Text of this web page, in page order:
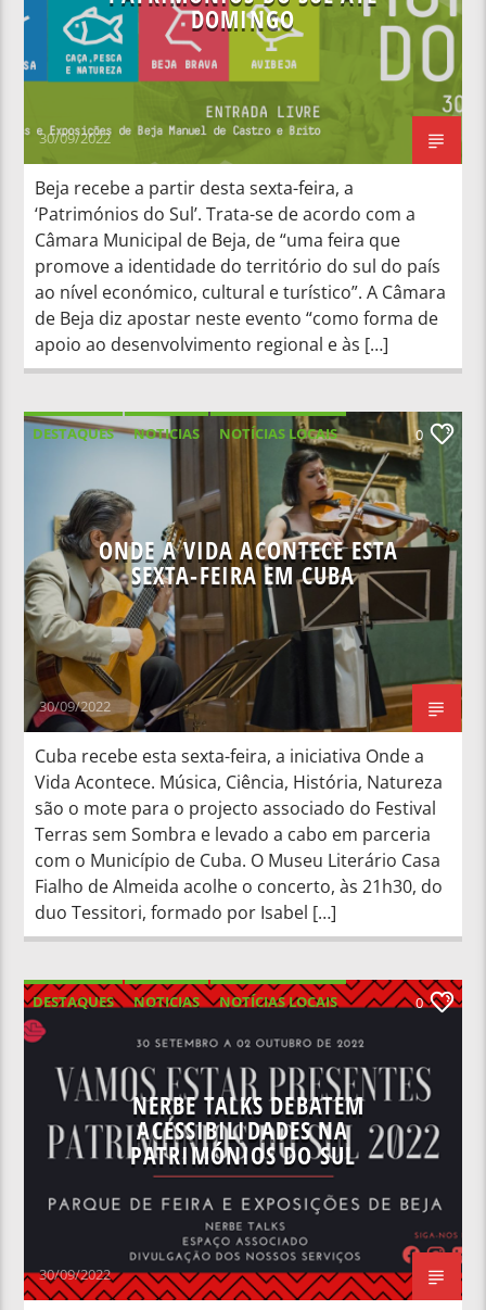
DOMINGO
30/09/2022
Beja recebe a partir desta sexta-feira, a
‘Patrimónios do Sul’. Trata-se de acordo com a
Câmara Municipal de Beja, de “uma feira que
promove a identidade do território do sul do país
ao nível económico, cultural e turístico”. A Câmara
de Beja diz apostar neste evento “como forma de
apoio ao desenvolvimento regional e às […]
DESTAQUES NOTICIAS
NOTÍCIAS LOCAIS
0
ONDE A VIDA ACONTECE ESTA
SEXTA-FEIRA EM CUBA
30/09/2022
Cuba recebe esta sexta-feira, a iniciativa Onde a
Vida Acontece. Música, Ciência, História, Natureza
são o mote para o projecto associado do Festival
Terras sem Sombra e levado a cabo em parceria
com o Município de Cuba. O Museu Literário Casa
Fialho de Almeida acolhe o concerto, às 21h30, do
duo Tessitori, formado por Isabel […]
DESTAQUES NOTICIAS
NOTÍCIAS LOCAIS
NOTÍCIAS NACIONAIS
0
NERBE TALKS DEBATEM
ACESSIBILIDADES NA
PATRIMÓNIOS DO SUL
30/09/2022